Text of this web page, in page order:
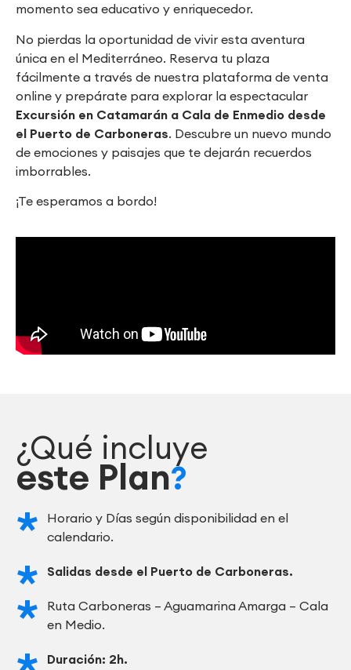
momento sea educativo y enriquecedor.
No pierdas la oportunidad de vivir esta aventura
única en el Mediterráneo. Reserva tu plaza
fácilmente a través de nuestra plataforma de venta
online y prepárate para explorar la espectacular
Excursión en Catamarán a Cala de Enmedio desde
el Puerto de Carboneras. Descubre un nuevo mundo
de emociones y paisajes que te dejarán recuerdos
imborrables.
¡Te esperamos a bordo!
¿Qué incluye
este Plan?
Horario y Días según disponibilidad en el
calendario.
Salidas desde el Puerto de Carboneras.
Ruta Carboneras – Aguamarina Amarga – Cala
en Medio.
Duración: 2h.